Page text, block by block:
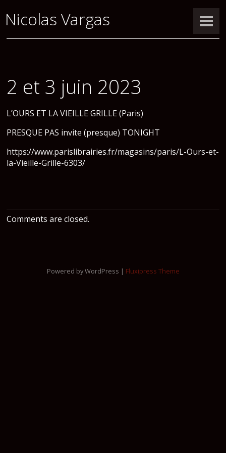
Nicolas Vargas
2 et 3 juin 2023
L’OURS ET LA VIEILLE GRILLE (Paris)
PRESQUE PAS invite (presque) TONIGHT
https://www.parislibrairies.fr/magasins/paris/L-Ours-et-
la-Vieille-Grille-6303/
Comments are closed.
Powered by WordPress | Fluxipress Theme